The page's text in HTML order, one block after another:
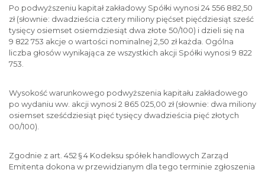
Po podwyższeniu kapitał zakładowy Spółki wynosi 24 556 882,50
zł (słownie: dwadzieścia cztery miliony pięćset pięćdziesiąt sześć
tysięcy osiemset osiemdziesiąt dwa złote 50/100) i dzieli się na
9 822 753 akcje o wartości nominalnej 2,50 zł każda. Ogólna
liczba głosów wynikająca ze wszystkich akcji Spółki wynosi 9 822
753.
Wysokość warunkowego podwyższenia kapitału zakładowego
po wydaniu ww. akcji wynosi 2 865 025,00 zł (słownie: dwa miliony
osiemset sześćdziesiąt pięć tysięcy dwadzieścia pięć złotych
00/100).
Zgodnie z art. 452 § 4 Kodeksu spółek handlowych Zarząd
Emitenta dokona w przewidzianym dla tego terminie zgłoszenia